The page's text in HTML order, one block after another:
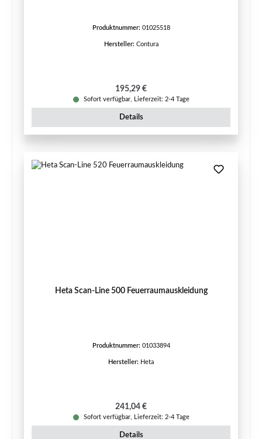
Produktnummer: 01025518
Hersteller: Contura
Regulärer Preis:
195,29 €
Sofort verfügbar, Lieferzeit: 2-4 Tage
Details
Heta Scan-Line 500 Feuerraumauskleidung
Produktnummer: 01033894
Hersteller: Heta
Regulärer Preis:
241,04 €
Sofort verfügbar, Lieferzeit: 2-4 Tage
Details